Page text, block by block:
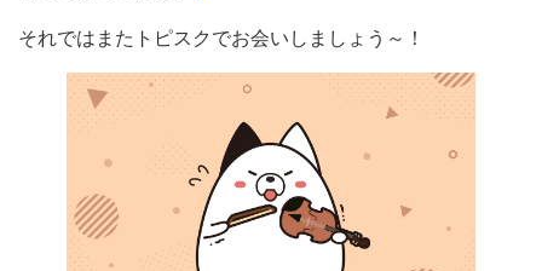
それではまたトピスクでお会いしましょう～！